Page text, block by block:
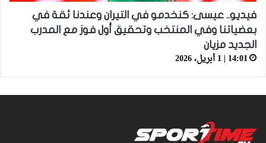
فيديو.. عيسى: كنخدمو في التيران وعندنا ثقة في
بعضياتنا وفي المنتخب وتحقيق أول فوز مع المدرب
الجديد مزيان
14:01 | 1 أبريل، 2026